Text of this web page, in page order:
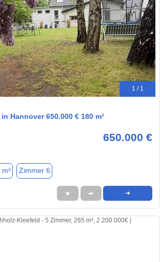
1 / 1
Hannover 650.000 € 180 m²
650.000 €
Zimmer 6
★ ➦ ➜